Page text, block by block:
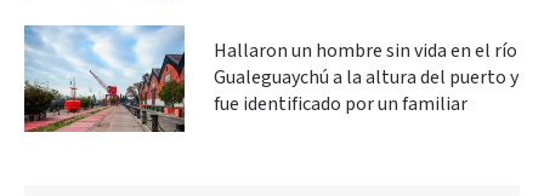
Hallaron un hombre sin vida en el río
Gualeguaychú a la altura del puerto y
fue identificado por un familiar